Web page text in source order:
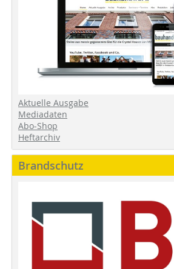
Aktuelle Ausgabe
Mediadaten
Abo-Shop
Heftarchiv
Brandschutz